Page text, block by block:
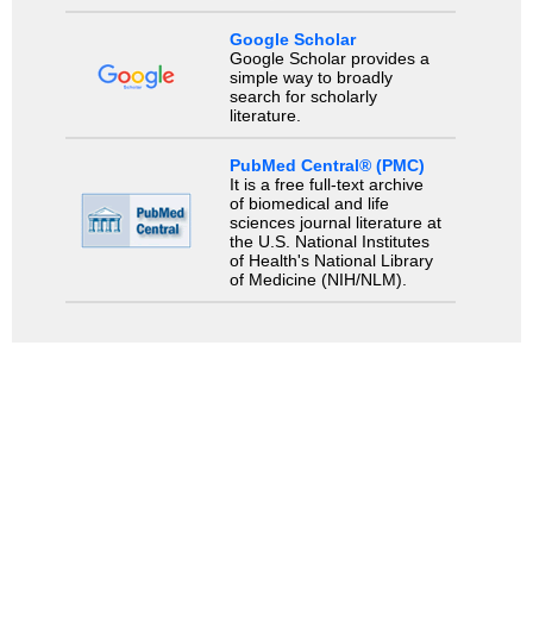
Google Scholar
Google Scholar provides a
simple way to broadly
search for scholarly
literature.
PubMed Central® (PMC)
It is a free full-text archive
of biomedical and life
sciences journal literature at
the U.S. National Institutes
of Health's National Library
of Medicine (NIH/NLM).